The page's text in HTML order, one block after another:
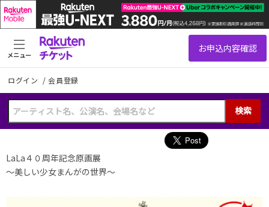
ログイン /会員登録
検索
メニュー
LaLa４０周年記念原画展
～美しい少女まんがの世界～